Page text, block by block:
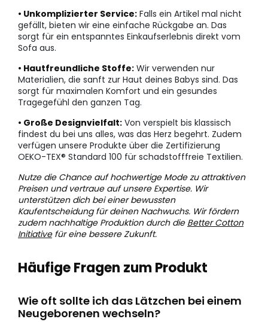
• Unkomplizierter Service: Falls ein Artikel mal nicht
gefällt, bieten wir eine einfache Rückgabe an. Das
sorgt für ein entspanntes Einkaufserlebnis direkt vom
Sofa aus.
• Hautfreundliche Stoffe: Wir verwenden nur
Materialien, die sanft zur Haut deines Babys sind. Das
sorgt für maximalen Komfort und ein gesundes
Tragegefühl den ganzen Tag.
• Große Designvielfalt: Von verspielt bis klassisch
findest du bei uns alles, was das Herz begehrt. Zudem
verfügen unsere Produkte über die Zertifizierung
OEKO-TEX® Standard 100 für schadstofffreie Textilien.
Nutze die Chance auf hochwertige Mode zu attraktiven
Preisen und vertraue auf unsere Expertise. Wir
unterstützen dich bei einer bewussten
Kaufentscheidung für deinen Nachwuchs. Wir fördern
zudem nachhaltige Produktion durch die Better Cotton
Initiativefür eine bessere Zukunft.
Häufige Fragen zum Produkt
Wie oft sollte ich das Lätzchen bei einem
Neugeborenen wechseln?